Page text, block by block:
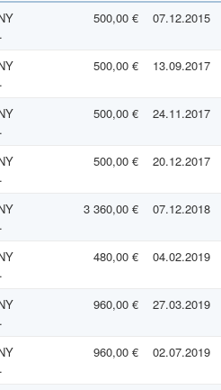
500,00 € 07.12.2015
500,00 € 13.09.2017
500,00 € 24.11.2017
500,00 € 20.12.2017
3 360,00 € 07.12.2018
480,00 € 04.02.2019
960,00 € 27.03.2019
960,00 € 02.07.2019